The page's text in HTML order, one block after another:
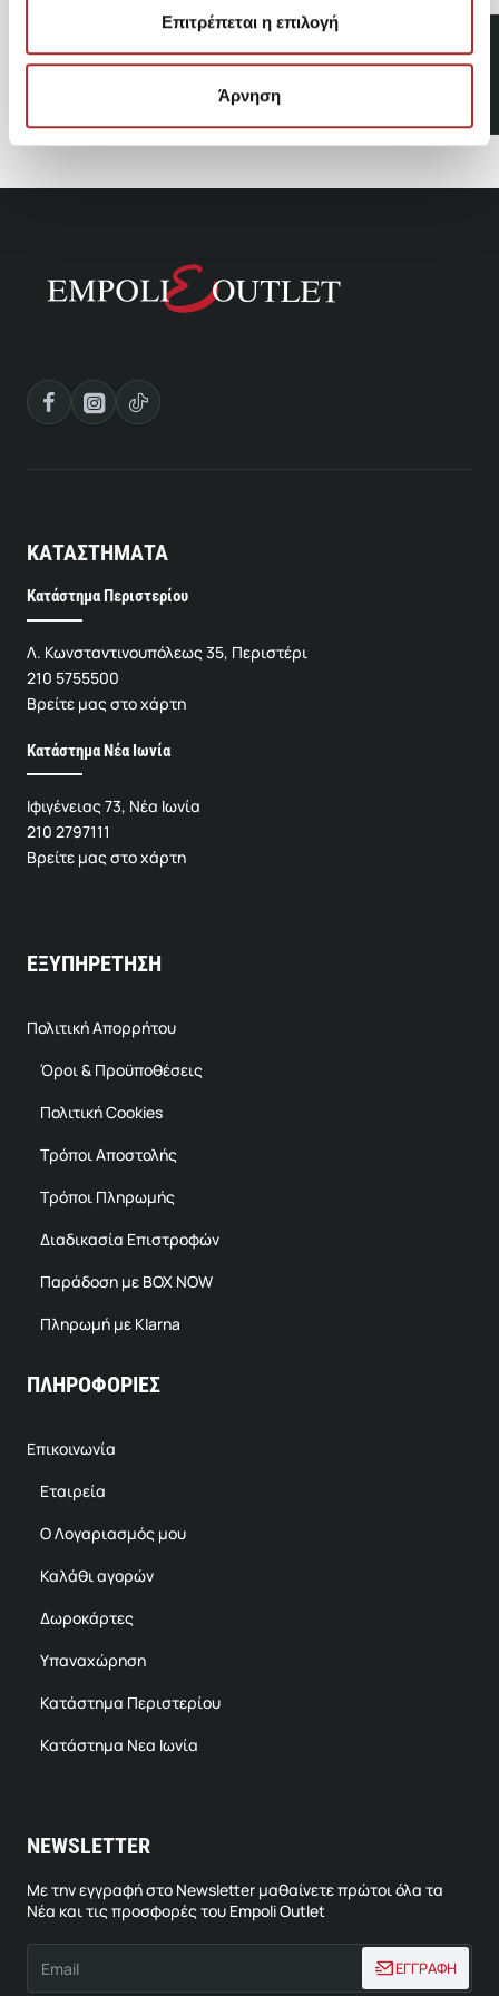
Επιτρέπεται η επιλογή
Άρνηση
ADIDAS ORIGINALS FIRE
Men's Hoodie Jacket IR9893
ΚΑΤΑΣΤΗΜΑΤΑ
Κατάστημα Περιστερίου
Λ. Κωνσταντινουπόλεως 35, Περιστέρι
210 5755500
Βρείτε μας στο χάρτη
Κατάστημα Νέα Ιωνία
Ιφιγένειας 73, Νέα Ιωνία
210 2797111
Βρείτε μας στο χάρτη
ΕΞΥΠΗΡΕΤΗΣΗ
Πολιτική Απορρήτου
Όροι & Προϋποθέσεις
Πολιτική Cookies
Τρόποι Αποστολής
Τρόποι Πληρωμής
Διαδικασία Επιστροφών
Παράδοση με BOX NOW
Πληρωμή με Klarna
ΠΛΗΡΟΦΟΡΙΕΣ
Επικοινωνία
Εταιρεία
Ο Λογαριασμός μου
Καλάθι αγορών
Δωροκάρτες
Υπαναχώρηση
Κατάστημα Περιστερίου
Κατάστημα Νεα Ιωνία
NEWSLETTER
Με την εγγραφή στο Newsletter μαθαίνετε πρώτοι όλα τα
Νέα και τις προσφορές του Empoli Outlet
ΕΓΓΡΑΦΗ